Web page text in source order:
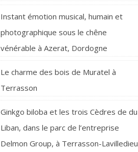
Instant émotion musical, humain et
photographique sous le chêne
vénérable à Azerat, Dordogne
Le charme des bois de Muratel à
Terrasson
Ginkgo biloba et les trois Cèdres de du
Liban, dans le parc de l’entreprise
Delmon Group, à Terrasson-Lavilledieu